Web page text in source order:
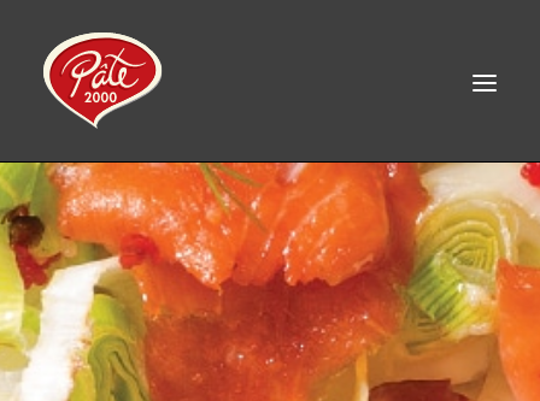
EN
ACCUEIL
PRODUITS
À PROPOS
RECETTES